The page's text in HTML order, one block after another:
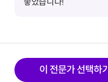
이 전문가 선택하기